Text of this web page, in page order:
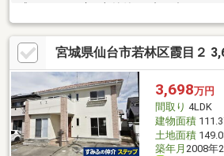
式キッチン、床下収納付・お顔を合わせや
10.9帖の納戸は窓・収納付、多目的に利用
洋室2室にまたがる南向きインナーバルコ
能・浴室乾燥機▼周辺環境・スーパー「みや
分(約480m)※その他売買対象面積 隅切り部
の1)■ ご希望の住まい探しをお手伝いし
件の詳細・ご相談はお気軽にお問い合わせく
宮城県仙台市若林区霞目２
3,698万円
間取り 4LDK
建物面積
土地面積
築年月 2008年